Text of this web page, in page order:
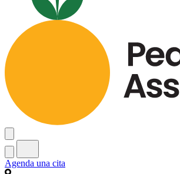
Agenda una cita